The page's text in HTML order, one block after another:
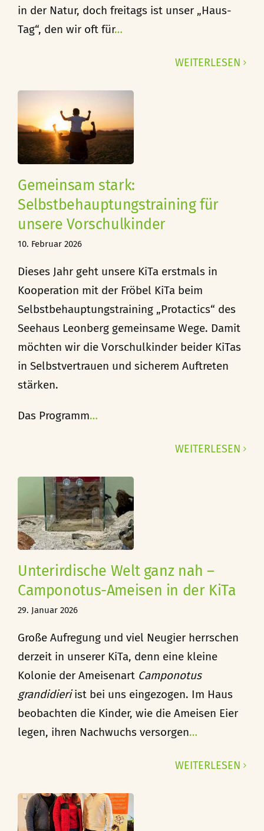
in der Natur, doch freitags ist unser „Haus-
Tag“, den wir oft für…
WEITERLESEN
Gemeinsam stark:
Selbstbehauptungstraining für
unsere Vorschulkinder
10. Februar 2026
Dieses Jahr geht unsere KiTa erstmals in
Kooperation mit der Fröbel KiTa beim
Selbstbehauptungstraining „Protactics“ des
Seehaus Leonberg gemeinsame Wege. Damit
möchten wir die Vorschulkinder beider KiTas
in Selbstvertrauen und sicherem Auftreten
stärken.
Das Programm…
WEITERLESEN
Unterirdische Welt ganz nah –
Camponotus-Ameisen in der KiTa
29. Januar 2026
Große Aufregung und viel Neugier herrschen
derzeit in unserer KiTa, denn eine kleine
Kolonie der Ameisenart Camponotus
grandidieriist bei uns eingezogen. Im Haus
beobachten die Kinder, wie die Ameisen Eier
legen, ihren Nachwuchs versorgen…
WEITERLESEN